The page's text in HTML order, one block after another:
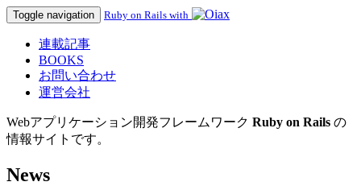
Toggle navigation Ruby on Rails with
連載記事
BOOKS
お問い合わせ
運営会社
Webアプリケーション開発フレームワーク Ruby on Rails の
情報サイトです。
News